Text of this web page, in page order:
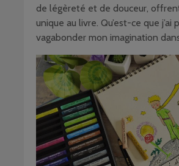
de légèreté et de douceur,
unique au livre. Qu’est-ce que j’ai
vagabonder mon imagination